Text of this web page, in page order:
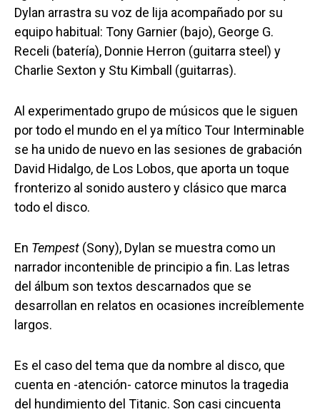
Dylan arrastra su voz de lija acompañado por su
equipo habitual: Tony Garnier (bajo), George G.
Receli (batería), Donnie Herron (guitarra steel) y
Charlie Sexton y Stu Kimball (guitarras).
Al experimentado grupo de músicos que le siguen
por todo el mundo en el ya mítico Tour Interminable
se ha unido de nuevo en las sesiones de grabación
David Hidalgo, de Los Lobos, que aporta un toque
fronterizo al sonido austero y clásico que marca
todo el disco.
En Tempest (Sony), Dylan se muestra como un
narrador incontenible de principio a fin. Las letras
del álbum son textos descarnados que se
desarrollan en relatos en ocasiones increíblemente
largos.
Es el caso del tema que da nombre al disco, que
cuenta en -atención- catorce minutos la tragedia
del hundimiento del Titanic. Son casi cincuenta